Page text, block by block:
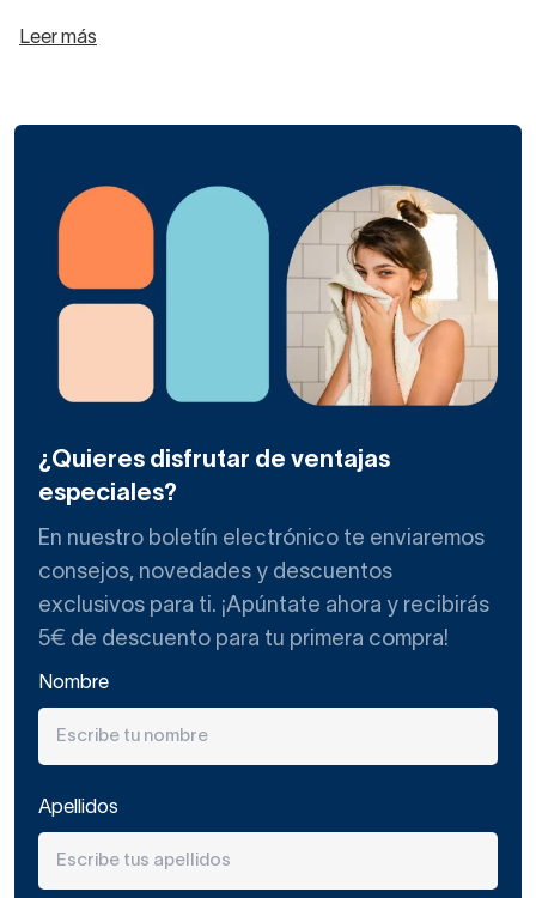
Leer más
¿Quieres disfrutar de ventajas
especiales?
En nuestro boletín electrónico te enviaremos
consejos, novedades y descuentos
exclusivos para ti. ¡Apúntate ahora y recibirás
5€ de descuento para tu primera compra!
Nombre
Apellidos